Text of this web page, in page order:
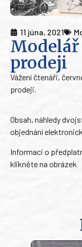
11 júna, 2021
Modelář
prodeji
Vážení čtenáři,
prodeji.
Obsah, náhledy
objednání
Informaci o
klikněte na obrázek